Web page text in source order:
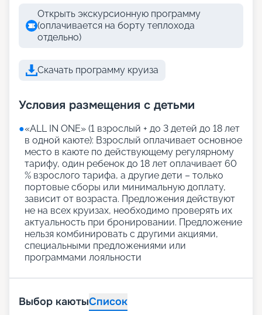
Открыть экскурсионную программу
(оплачивается на борту теплохода
отдельно)
Скачать программу круиза
Условия размещения с детьми
●«АLL IN ONE» (1 взрослый + до 3 детей до 18 лет
в одной каюте): Взрослый оплачивает основное
место в каюте по действующему регулярному
тарифу, один ребенок до 18 лет оплачивает 60
% взрослого тарифа, а другие дети – только
портовые сборы или минимальную доплату,
зависит от возраста. Предложения действуют
не на всех круизах, необходимо проверять их
актуальность при бронировании. Предложение
нельзя комбинировать с другими акциями,
специальными предложениями или
программами лояльности
Выбор каютыСписок